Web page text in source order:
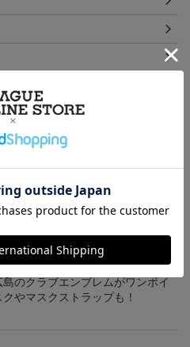
の2022ユニフォームを着て試合
のクラブエンブレムがワンポイ
やマスクストラップも！